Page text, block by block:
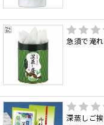
急須で淹
深蒸しご